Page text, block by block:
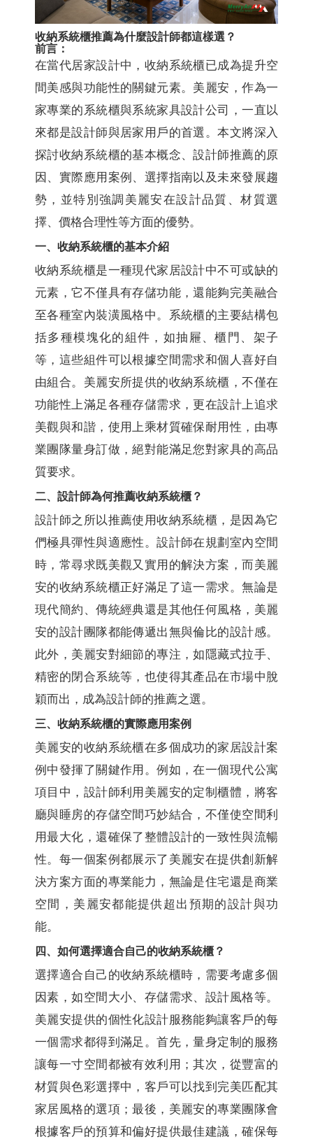
收納系統櫃推薦為什麼設計師都這樣選？
前言：
在當代居家設計中，收納系統櫃已成為提升空
間美感與功能性的關鍵元素。美麗安，作為一
家專業的系統櫃與系統家具設計公司，一直以
來都是設計師與居家用戶的首選。本文將深入
探討收納系統櫃的基本概念、設計師推薦的原
因、實際應用案例、選擇指南以及未來發展趨
勢，並特別強調美麗安在設計品質、材質選
擇、價格合理性等方面的優勢。
一、收納系統櫃的基本介紹
收納系統櫃是一種現代家居設計中不可或缺的
元素，它不僅具有存儲功能，還能夠完美融合
至各種室內裝潢風格中。系統櫃的主要結構包
括多種模塊化的組件，如抽屜、櫃門、架子
等，這些組件可以根據空間需求和個人喜好自
由組合。美麗安所提供的收納系統櫃，不僅在
功能性上滿足各種存儲需求，更在設計上追求
美觀與和諧，使用上乘材質確保耐用性，由專
業團隊量身訂做，絕對能滿足您對家具的高品
質要求。
二、設計師為何推薦收納系統櫃？
設計師之所以推薦使用收納系統櫃，是因為它
們極具彈性與適應性。設計師在規劃室內空間
時，常尋求既美觀又實用的解決方案，而美麗
安的收納系統櫃正好滿足了這一需求。無論是
現代簡約、傳統經典還是其他任何風格，美麗
安的設計團隊都能傳遞出無與倫比的設計感。
此外，美麗安對細節的專注，如隱藏式拉手、
精密的閉合系統等，也使得其產品在市場中脫
穎而出，成為設計師的推薦之選。
三、收納系統櫃的實際應用案例
美麗安的收納系統櫃在多個成功的家居設計案
例中發揮了關鍵作用。例如，在一個現代公寓
項目中，設計師利用美麗安的定制櫃體，將客
廳與睡房的存儲空間巧妙結合，不僅使空間利
用最大化，還確保了整體設計的一致性與流暢
性。每一個案例都展示了美麗安在提供創新解
決方案方面的專業能力，無論是住宅還是商業
空間，美麗安都能提供超出預期的設計與功
能。
四、如何選擇適合自己的收納系統櫃？
選擇適合自己的收納系統櫃時，需要考慮多個
因素，如空間大小、存儲需求、設計風格等。
美麗安提供的個性化設計服務能夠讓客戶的每
一個需求都得到滿足。首先，量身定制的服務
讓每一寸空間都被有效利用；其次，從豐富的
材質與色彩選擇中，客戶可以找到完美匹配其
家居風格的選項；最後，美麗安的專業團隊會
根據客戶的預算和偏好提供最佳建議，確保每